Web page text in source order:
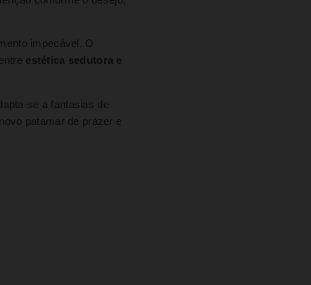
impecável. O
estética sedutora e
se a fantasias de
patamar de prazer e